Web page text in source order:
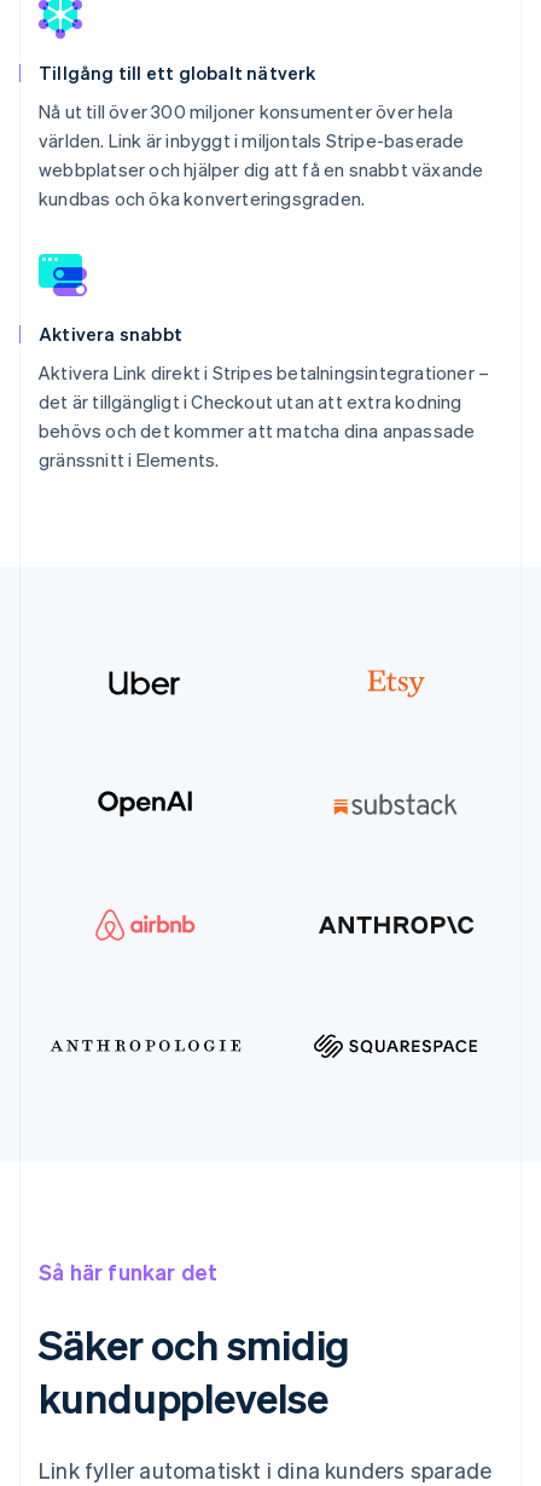
Tillgång till ett globalt nätverk
Nå ut till över 300 miljoner konsumenter över hela
världen. Link är inbyggt i miljontals Stripe-baserade
webbplatser och hjälper dig att få en snabbt växande
kundbas och öka konverteringsgraden.
Aktivera snabbt
Aktivera Link direkt i Stripes betalningsintegrationer –
det är tillgängligt i Checkout utan att extra kodning
behövs och det kommer att matcha dina anpassade
gränssnitt i Elements.
Så här funkar det
Säker och smidig
kundupplevelse
Link fyller automatiskt i dina kunders sparade